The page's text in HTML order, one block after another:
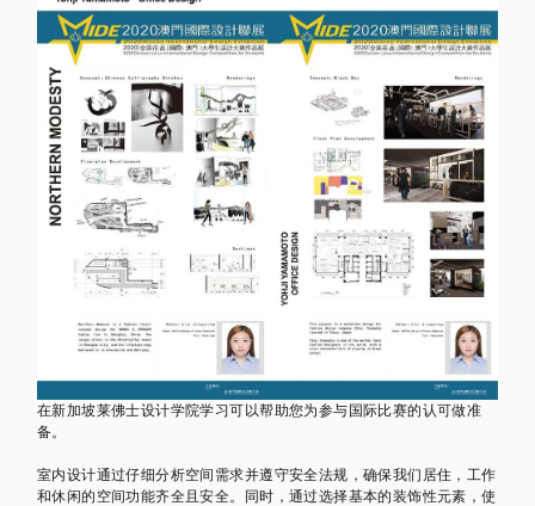
在新加坡莱佛士设计学院学习可以帮助您为参与国际比赛的认可做准
备。
室内设计通过仔细分析空间需求并遵守安全法规，确保我们居住，工作
和休闲的空间功能齐全且安全。同时，通过选择基本的装饰性元素，使